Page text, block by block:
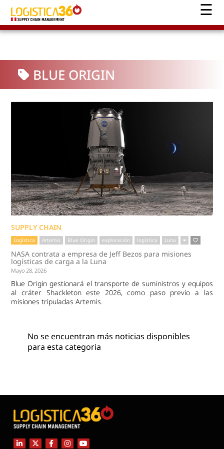
BLUE ORIGIN
SUPPLY CHAIN
Logística Artemis Blue Origin exploración logística Luna
NASA contrata a empresa de Jeff Bezos para misiones
logísticas de carga a la Luna
Mayo 28, 2026
Blue Origin gestionará el transporte de suministros y equipos
al cráter Shackleton este 2026, como paso previo a las
misiones tripuladas Artemis.
No se encuentran más noticias disponibles
para esta categoria